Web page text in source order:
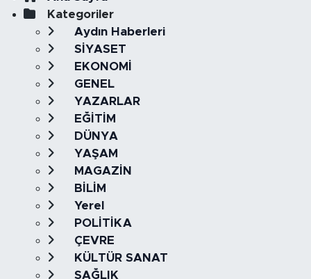
Kategoriler
Aydın Haberleri
SİYASET
EKONOMİ
GENEL
YAZARLAR
EĞİTİM
DÜNYA
YAŞAM
MAGAZİN
BİLİM
Yerel
POLİTİKA
ÇEVRE
KÜLTÜR SANAT
SAĞLIK